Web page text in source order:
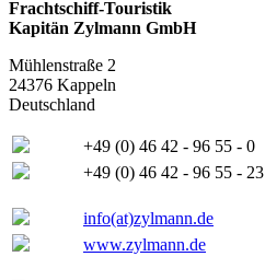
Frachtschiff-Touristik
Kapitän Zylmann GmbH
Mühlenstraße 2
24376 Kappeln
Deutschland
+49 (0) 46 42 - 96 55 - 0
+49 (0) 46 42 - 96 55 - 23
info(at)zylmann.de
www.zylmann.de